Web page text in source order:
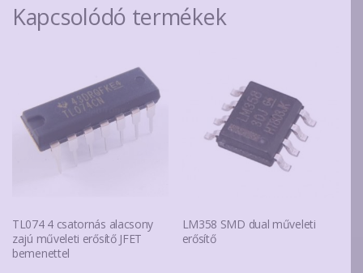
Kapcsolódó termékek
TL074 4 csatornás alacsony
zajú műveleti erősítő JFET
bemenettel
LM358 SMD dual műveleti
erősítő